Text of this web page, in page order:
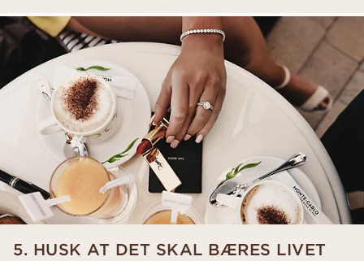
5. HUSK AT DET SKAL BÆRES LIVET